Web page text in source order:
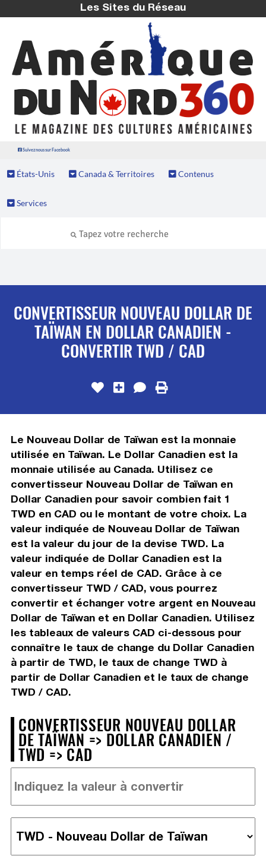
Les Sites du Réseau
Suivez nous sur Facebook
États-Unis Canada & Territoires Contenus
Services
CONVERTISSEUR NOUVEAU DOLLAR DE
TAÏWAN EN DOLLAR CANADIEN -
CONVERTIR TWD / CAD
Le Nouveau Dollar de Taïwan est la monnaie
utilisée en Taïwan. Le Dollar Canadien est la
monnaie utilisée au Canada. Utilisez ce
convertisseur Nouveau Dollar de Taïwan en
Dollar Canadien pour savoir combien fait 1
TWD en CAD ou le montant de votre choix. La
valeur indiquée de Nouveau Dollar de Taïwan
est la valeur du jour de la devise TWD. La
valeur indiquée de Dollar Canadien est la
valeur en temps réel de CAD. Grâce à ce
convertisseur TWD / CAD, vous pourrez
convertir et échanger votre argent en Nouveau
Dollar de Taïwan et en Dollar Canadien. Utilisez
les tableaux de valeurs CAD ci-dessous pour
connaître le taux de change du Dollar Canadien
à partir de TWD, le taux de change TWD à
partir de Dollar Canadien et le taux de change
TWD / CAD.
CONVERTISSEUR NOUVEAU DOLLAR
DE TAÏWAN => DOLLAR CANADIEN /
TWD => CAD